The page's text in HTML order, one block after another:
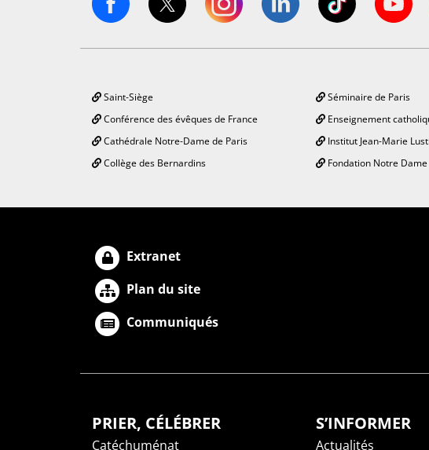
Saint-Siège
Conférence des évêques de France
Cathédrale Notre-Dame de Paris
Collège des Bernardins
Séminaire de Paris
Enseignement
Institut Jean-Marie
Fondation Notre Dame
Extranet
Plan du site
Communiqués
PRIER, CÉLÉBRER
Catéchuménat
S’INFORMER
Actualités